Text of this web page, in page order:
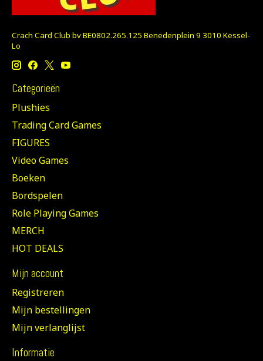
Crach Card Club bv BE0802.265.125 Benedenplein 9 3010 Kessel-
Lo
Categorieën
Plushies
Trading Card Games
FIGURES
Video Games
Boeken
Bordspelen
Role Playing Games
MERCH
HOT DEALS
Mijn account
Registreren
Mijn bestellingen
Mijn verlanglijst
Informatie